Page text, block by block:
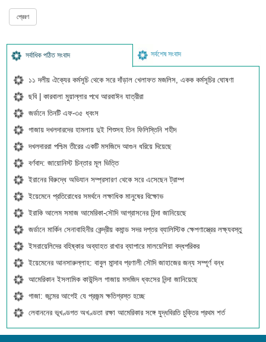
সর্বাধিক পঠিত সংবাদ সর্বশেষ সংবাদ
১১ দলীয় ঐক্যের কর্মসূচি থেকে সরে দাঁড়াল খেলাফত মজলিস, একক কর্মসূচির ঘোষণা
ছবি | কারবালা মুয়াল্লার পথে আরবাঈন যাত্রীরা
জর্ডানে তিনটি এফ-৩৫ ধ্বংস
গাজায় দখলদারদের হামলায় দুই শিশুসহ তিন ফিলিস্তিনি শহীদ
দখলদাররা পশ্চিম তীরের একটি মসজিদে আগুন ধরিয়ে দিয়েছে
বর্ণবাদ: জায়োনিস্ট চিন্তার মূল ভিত্তি
ইরানের বিরুদ্ধে অভিযান সম্প্রসারণ থেকে সরে এসেছেন ট্রাম্প
ইয়েমেনে প্রতিরোধের সমর্থনে লক্ষাধিক মানুষের বিক্ষোভ
ইরাকি আলেম সমাজ আমেরিকা-সৌদি আগ্রাসনের নিন্দা জানিয়েছে
জর্ডানে মার্কিন সেনাবাহিনীর কেন্দ্রীয় কমান্ড সদর দপ্তর ব্যালিস্টিক ক্ষেপণাস্ত্রের লক্ষ্যবস্তু
ইসরায়েলিদের বহিষ্কার অব্যাহত রাখার ব্যাপারে মালয়েশিয়া বদ্ধপরিকর
ইয়েমেনের আনসারুল্লাহ: বাবুল মান্দাব প্রণালী সৌদি জাহাজের জন্য সম্পূর্ণ বন্ধ
আমেরিকান ইসলামিক কাউন্সিল গাজায় মসজিদ ধ্বংসের নিন্দা জানিয়েছে
গাজা: জন্মের আগেই যে প্রজন্ম ক্ষতিগ্রস্ত হচ্ছে
লেবাননের ভূখণ্ডগত অখণ্ডতা রক্ষা আমেরিকার সঙ্গে যুদ্ধবিরতি চুক্তির প্রথম শর্ত